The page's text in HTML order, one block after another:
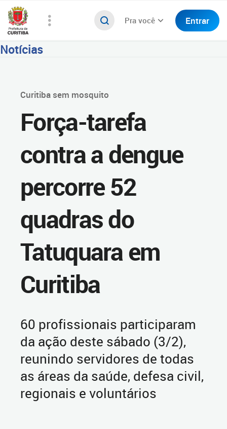
Pra você Entrar
Notícias
Curitiba sem mosquito
Força-tarefa
contra a dengue
percorre 52
quadras do
Tatuquara em
Curitiba
60 profissionais participaram
da ação deste sábado (3/2),
reunindo servidores de todas
as áreas da saúde, defesa civil,
regionais e voluntários